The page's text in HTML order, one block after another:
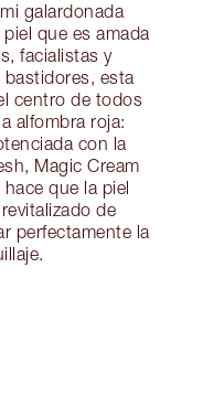
galardonada
que es amada
facialistas y
esta
centro de todos
alfombra roja:
con la
Magic Cream
que la piel
de
perfectamente la